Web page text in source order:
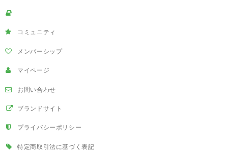
コミュニティ
メンバーシップ
マイページ
お問い合わせ
ブランドサイト
プライバシーポリシー
特定商取引法に基づく表記